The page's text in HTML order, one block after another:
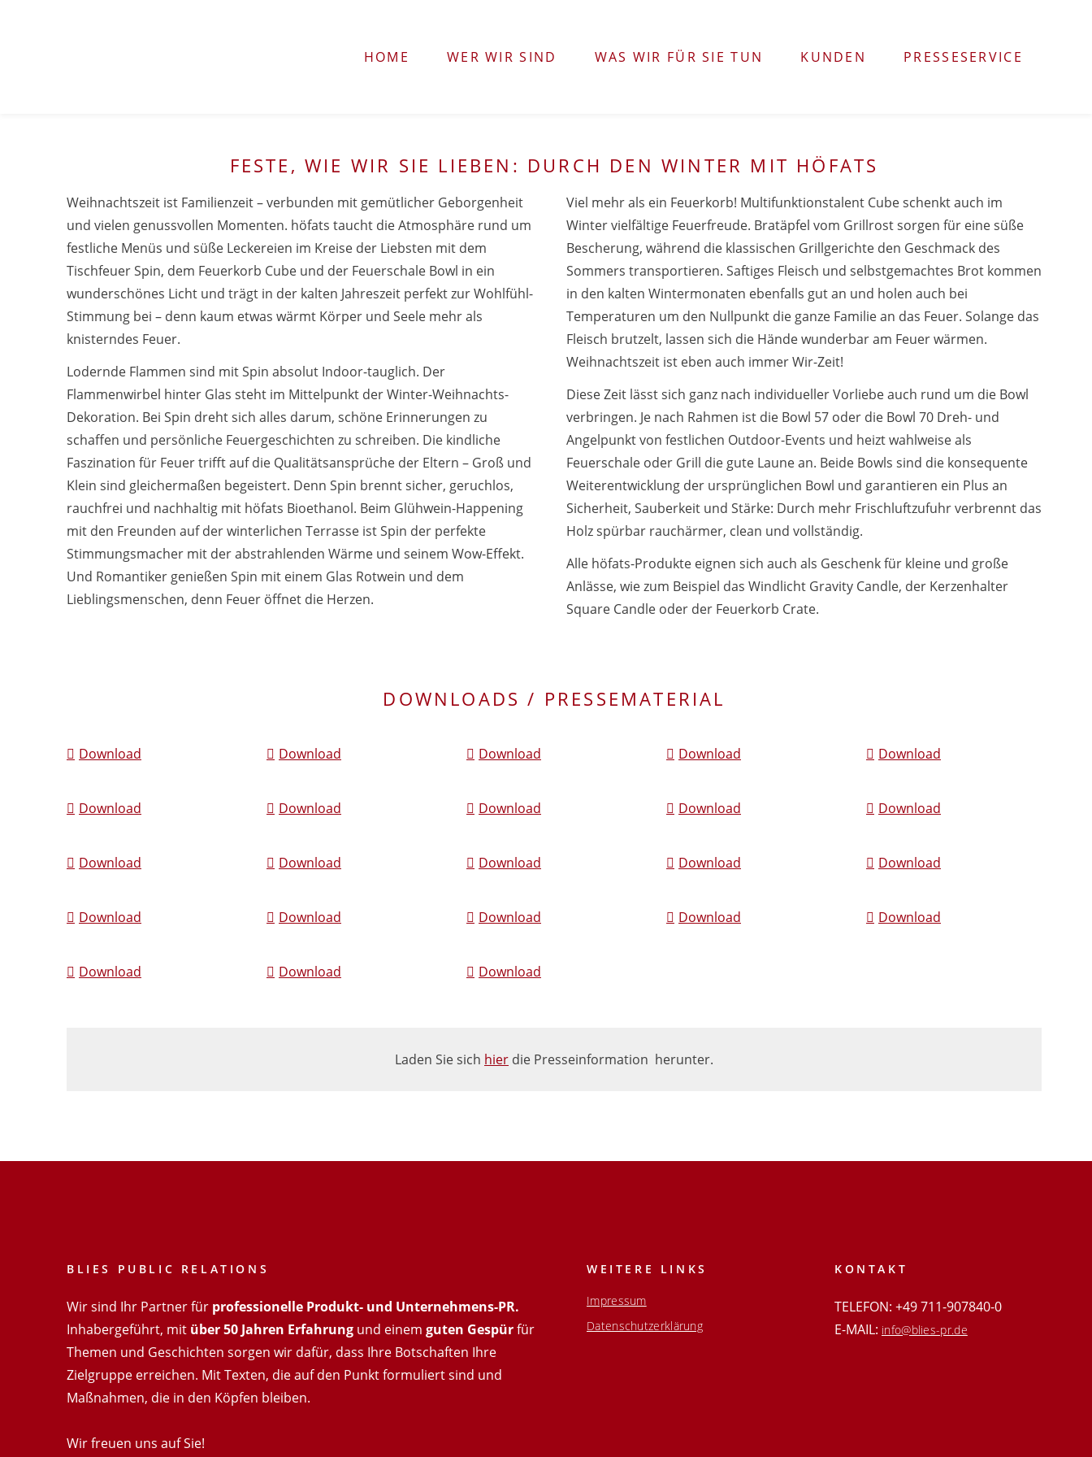
HOME WER WIR SIND WAS WIR FÜR SIE TUN KUNDEN PRESSESERVICE
FESTE, WIE WIR SIE LIEBEN: DURCH DEN WINTER MIT HÖFATS
Weihnachtszeit ist Familienzeit – verbunden mit gemütlicher Geborgenheit
und vielen genussvollen Momenten. höfats taucht die Atmosphäre rund um
festliche Menüs und süße Leckereien im Kreise der Liebsten mit dem
Tischfeuer Spin, dem Feuerkorb Cube und der Feuerschale Bowl in ein
wunderschönes Licht und trägt in der kalten Jahreszeit perfekt zur Wohlfühl-
Stimmung bei – denn kaum etwas wärmt Körper und Seele mehr als
knisterndes Feuer.
Lodernde Flammen sind mit Spin absolut Indoor-tauglich. Der
Flammenwirbel hinter Glas steht im Mittelpunkt der Winter-Weihnachts-
Dekoration. Bei Spin dreht sich alles darum, schöne Erinnerungen zu
schaffen und persönliche Feuergeschichten zu schreiben. Die kindliche
Faszination für Feuer trifft auf die Qualitätsansprüche der Eltern – Groß und
Klein sind gleichermaßen begeistert. Denn Spin brennt sicher, geruchlos,
rauchfrei und nachhaltig mit höfats Bioethanol. Beim Glühwein-Happening
mit den Freunden auf der winterlichen Terrasse ist Spin der perfekte
Stimmungsmacher mit der abstrahlenden Wärme und seinem Wow-Effekt.
Und Romantiker genießen Spin mit einem Glas Rotwein und dem
Lieblingsmenschen, denn Feuer öffnet die Herzen.
Viel mehr als ein Feuerkorb! Multifunktionstalent Cube schenkt auch im
Winter vielfältige Feuerfreude. Bratäpfel vom Grillrost sorgen für eine süße
Bescherung, während die klassischen Grillgerichte den Geschmack des
Sommers transportieren. Saftiges Fleisch und selbstgemachtes Brot kommen
in den kalten Wintermonaten ebenfalls gut an und holen auch bei
Temperaturen um den Nullpunkt die ganze Familie an das Feuer. Solange das
Fleisch brutzelt, lassen sich die Hände wunderbar am Feuer wärmen.
Weihnachtszeit ist eben auch immer Wir-Zeit!
Diese Zeit lässt sich ganz nach individueller Vorliebe auch rund um die Bowl
verbringen. Je nach Rahmen ist die Bowl 57 oder die Bowl 70 Dreh- und
Angelpunkt von festlichen Outdoor-Events und heizt wahlweise als
Feuerschale oder Grill die gute Laune an. Beide Bowls sind die konsequente
Weiterentwicklung der ursprünglichen Bowl und garantieren ein Plus an
Sicherheit, Sauberkeit und Stärke: Durch mehr Frischluftzufuhr verbrennt das
Holz spürbar rauchärmer, clean und vollständig.
Alle höfats-Produkte eignen sich auch als Geschenk für kleine und große
Anlässe, wie zum Beispiel das Windlicht Gravity Candle, der Kerzenhalter
Square Candle oder der Feuerkorb Crate.
DOWNLOADS / PRESSEMATERIAL
Download Download Download Download Download
Download Download Download Download Download
Download Download Download Download Download
Download Download Download Download Download
Download Download Download
Laden Sie sich hier die Presseinformation herunter.
BLIES PUBLIC RELATIONS
Wir sind Ihr Partner für professionelle Produkt- und Unternehmens-PR.
Inhabergeführt, mit über 50 Jahren Erfahrung und einem guten Gespürfür
Themen und Geschichten sorgen wir dafür, dass Ihre Botschaften Ihre
Zielgruppe erreichen. Mit Texten, die auf den Punkt formuliert sind und
Maßnahmen, die in den Köpfen bleiben.
Wir freuen uns auf Sie!
WEITERE LINKS
Impressum
Datenschutzerklärung
KONTAKT
TELEFON: +49 711-907840-0
E-MAIL: info@blies-pr.de